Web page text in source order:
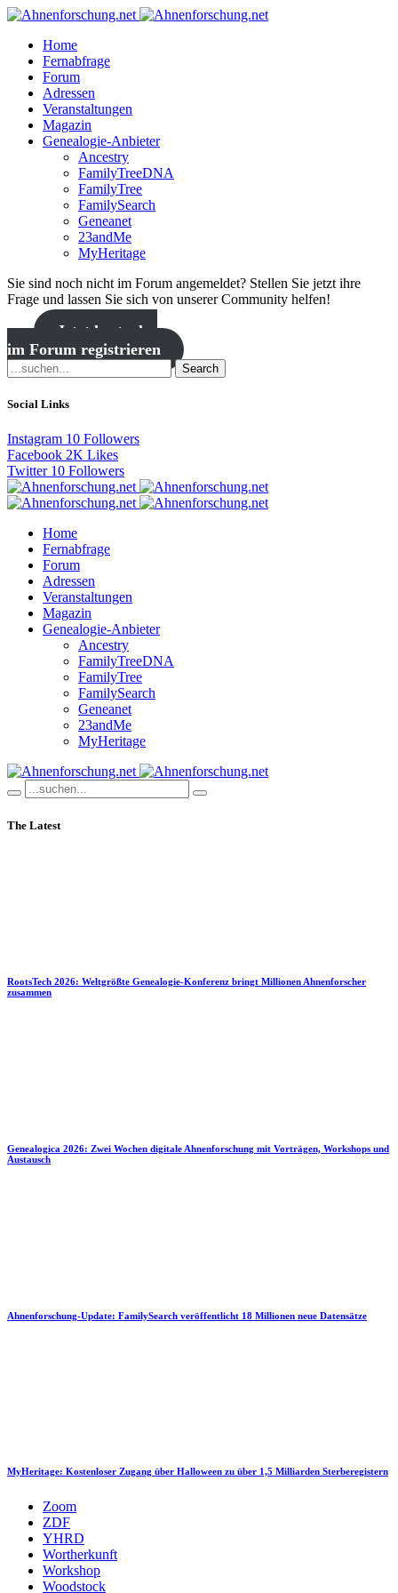
Home
Fernabfrage
Forum
Adressen
Veranstaltungen
Magazin
Genealogie-Anbieter
Ancestry
FamilyTreeDNA
FamilyTree
FamilySearch
Geneanet
23andMe
MyHeritage
Sie sind noch nicht im Forum angemeldet? Stellen Sie jetzt ihre
Frage und lassen Sie sich von unserer Community helfen!
Jetzt kostenlos
im Forum registrieren
Search
Social Links
Instagram 10 Followers
Facebook 2K Likes
Twitter 10 Followers
Home
Fernabfrage
Forum
Adressen
Veranstaltungen
Magazin
Genealogie-Anbieter
Ancestry
FamilyTreeDNA
FamilyTree
FamilySearch
Geneanet
23andMe
MyHeritage
The Latest
RootsTech 2026: Weltgrößte Genealogie-Konferenz bringt Millionen Ahnenforscher
zusammen
Genealogica 2026: Zwei Wochen digitale Ahnenforschung mit Vorträgen, Workshops und
Austausch
Ahnenforschung-Update: FamilySearch veröffentlicht 18 Millionen neue Datensätze
MyHeritage: Kostenloser Zugang über Halloween zu über 1,5 Milliarden Sterberegistern
Zoom
ZDF
YHRD
Wortherkunft
Workshop
Woodstock